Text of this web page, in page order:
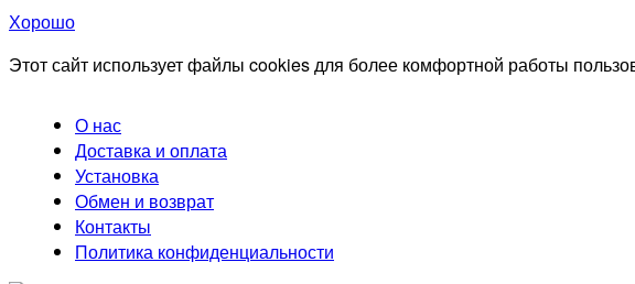
Хорошо
Этот сайт использует файлы cookies для более комфортной работы
О нас
Доставка и оплата
Установка
Обмен и возврат
Контакты
Политика конфиденциальности